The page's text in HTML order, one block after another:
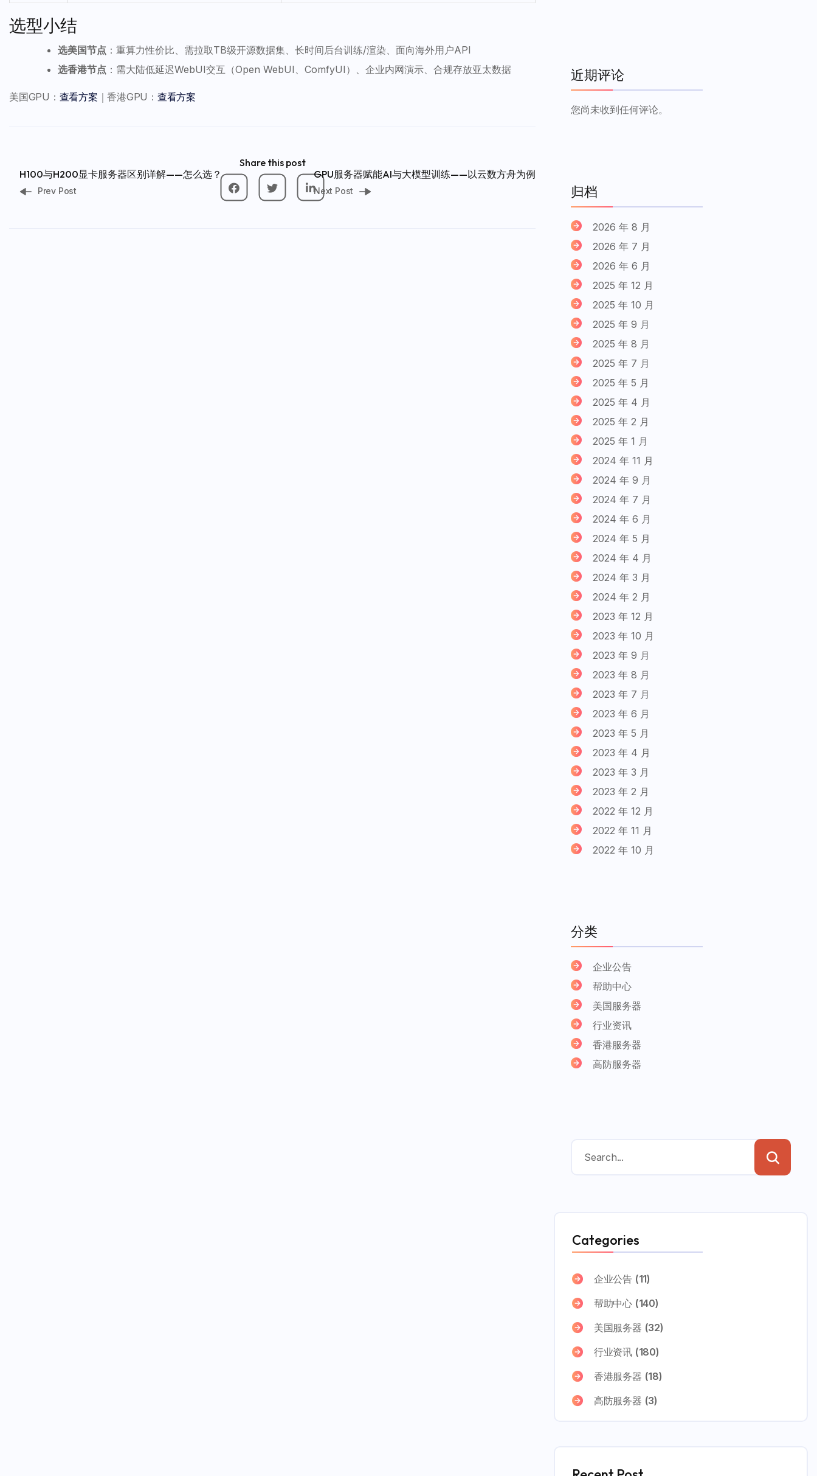
选型小结
选美国节点 ：重算力性价比、需拉取TB级开源数据集、长时间后台训练/渲染、面向海外用户API
选香港节点 ：需大陆低延迟WebUI交互（Open WebUI、ComfyUI）、企业内网演示、合规存放亚太数据
美国GPU： 查看方案 ｜香港GPU： 查看方案
Share this post
H100与H200显卡服务器区别详解——怎么选？
Prev Post
GPU服务器赋能AI与大模型训练——以云数方舟为例
Next Post
近期评论
您尚未收到任何评论。
归档
2026 年 8 月
2026 年 7 月
2026 年 6 月
2025 年 12 月
2025 年 10 月
2025 年 9 月
2025 年 8 月
2025 年 7 月
2025 年 5 月
2025 年 4 月
2025 年 2 月
2025 年 1 月
2024 年 11 月
2024 年 9 月
2024 年 7 月
2024 年 6 月
2024 年 5 月
2024 年 4 月
2024 年 3 月
2024 年 2 月
2023 年 12 月
2023 年 10 月
2023 年 9 月
2023 年 8 月
2023 年 7 月
2023 年 6 月
2023 年 5 月
2023 年 4 月
2023 年 3 月
2023 年 2 月
2022 年 12 月
2022 年 11 月
2022 年 10 月
分类
企业公告
帮助中心
美国服务器
行业资讯
香港服务器
高防服务器
Categories
企业公告 (11)
帮助中心 (140)
美国服务器 (32)
行业资讯 (180)
香港服务器 (18)
高防服务器 (3)